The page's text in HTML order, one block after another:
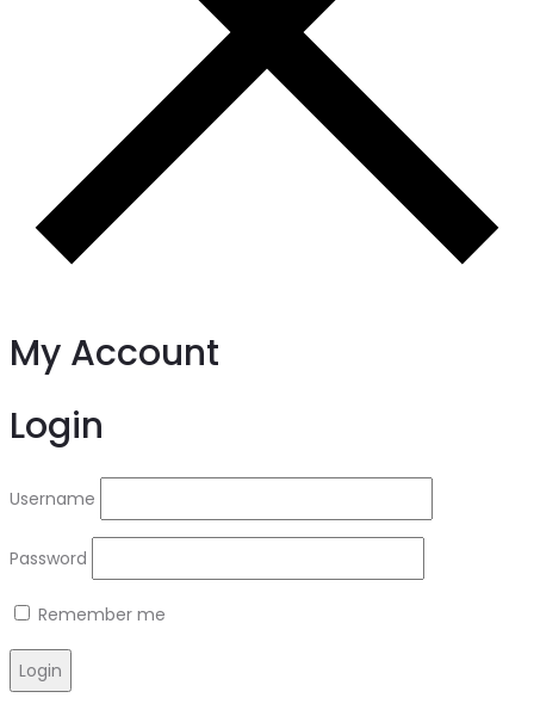
My Account
Login
Username
Password
Remember me
Login